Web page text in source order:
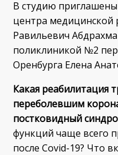
В студию
центра медицинской
Равильевич
поликлиникой №2
Оренбурга Елена
Какая реабилитация
переболевшим
постковидный
функций чаще всего
после Covid-19? Что